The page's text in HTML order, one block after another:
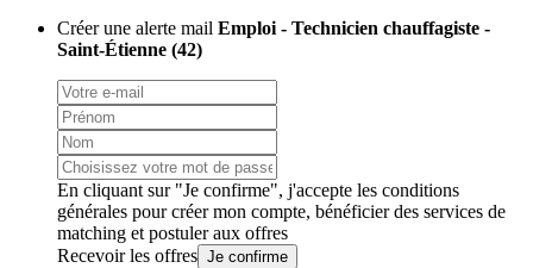
Créer une alerte mail Emploi - Technicien chauffagiste -
Saint-Étienne (42)
En cliquant sur "Je confirme", j'accepte les conditions
générales pour créer mon compte, bénéficier des services de
matching et postuler aux offres
Recevoir les offres Je confirme